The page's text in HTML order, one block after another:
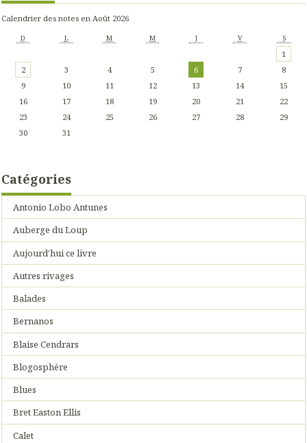
Calendrier des notes en Août 2026
D L M M J V S
1
2
3 4 5 6 7
8
9
10 11 12 13 14
15
16
17 18 19 20 21
22
23
24 25 26 27 28
29
30
31
Catégories
Antonio Lobo Antunes
Auberge du Loup
Aujourd'hui ce livre
Autres rivages
Balades
Bernanos
Blaise Cendrars
Blogosphère
Blues
Bret Easton Ellis
Calet